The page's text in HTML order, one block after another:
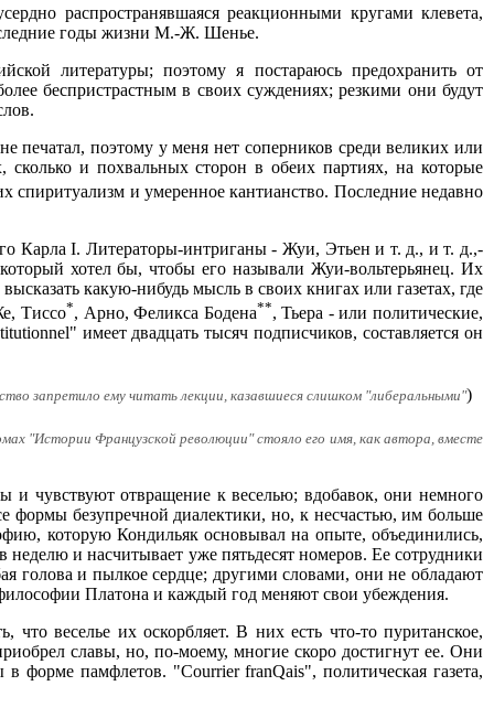
распространявшаяся реакционными кругами клевета,
годы жизни М.-Ж. Шенье.
литературы; поэтому я постараюсь предохранить от
беспристрастным в своих суждениях; резкими они будут
поэтому у меня нет соперников среди великих или
и похвальных сторон в обеих партиях, на которые
и умеренное кантианство. Последние недавно
Карла I. Литераторы-интриганы - Жуи, Этьен и т. д., и т. д.,-
хотел бы, чтобы его называли Жуи-вольтерьянец. Их
какую-нибудь мысль в своих книгах или газетах, где
Тиссо*, Арно, Феликса Бодена**, Тьера - или политические,
имеет двадцать тысяч подписчиков, составляется он
запретило ему читать лекции, казавшиеся слишком "либеральными")
"Истории Французской революции" стояло его имя, как автора, вместе
чувствуют отвращение к веселью; вдобавок, они немного
формы безупречной диалектики, но, к несчастью, им больше
которую Кондильяк основывал на опыте, объединились,
неделю и насчитывает уже пятьдесят номеров. Ее сотрудники
голова и пылкое сердце; другими словами, они не обладают
Платона и каждый год меняют свои убеждения.
веселье их оскорбляет. В них есть что-то пуританское,
славы, но, по-моему, многие скоро достигнут ее. Они
форме памфлетов. "Courrier franQais", политическая газета,